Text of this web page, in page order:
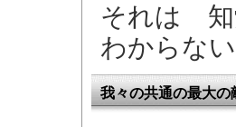
それは 知
わからな
我々の共通の最大